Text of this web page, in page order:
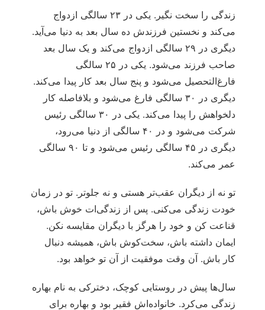
زندگی را سخت نگیر. یکی در ۲۳ سالگی ازدواج
می‌کند و نخستین فرزندش ده سال بعد به دنیا می‌آید.
دیگری در ۲۹ سالگی ازدواج می‌کند و یک سال بعد
صاحب فرزند می‌شود. یکی در ۲۵ سالگی
فارغ‌التحصیل می‌شود و پنج سال بعد کار پیدا می‌کند.
دیگری در ۳۰ سالگی فارغ می‌شود و بلافاصله کار
دلخواهش را پیدا می‌کند. یکی در ۳۰ سالگی رئیس
شرکت می‌شود و در ۴۰ سالگی از دنیا می‌رود،
دیگری در ۴۵ سالگی رئیس می‌شود و تا ۹۰ سالگی
عمر می‌کند.
تو نه از دیگران عقب‌تر هستی و نه جلوتر. تو در زمان
خودت زندگی می‌کنی. پس از زندگی‌ات خوش باش،
قناعت کن و خود را هرگز با دیگران مقایسه نکن.
ایمان داشته باش، سخت‌کوش باش، همیشه دنبال
کار باش. آن وقت موفقیت از آن تو خواهد بود.
سال‌ها پیش در روستایی کوچک، دخترکی به نام بهاره
زندگی می‌کرد. خانواده‌اش فقیر بود و بهاره برای